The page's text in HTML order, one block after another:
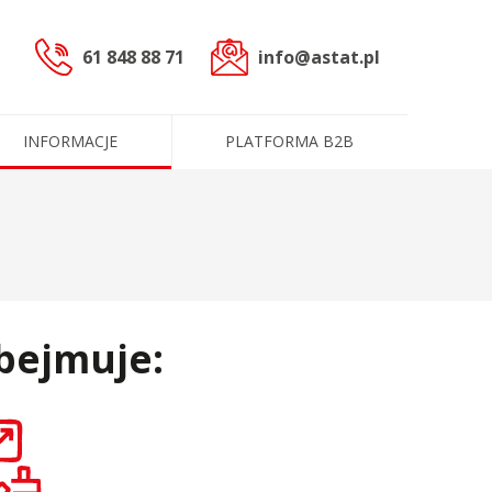
61 848 88 71 info@astat.pl
INFORMACJE PLATFORMA B2B